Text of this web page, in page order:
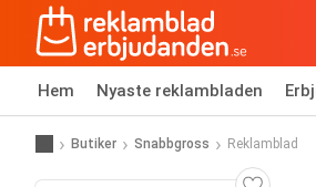
Hem Nyaste reklambladen
Butiker Snabbgross Reklamblad